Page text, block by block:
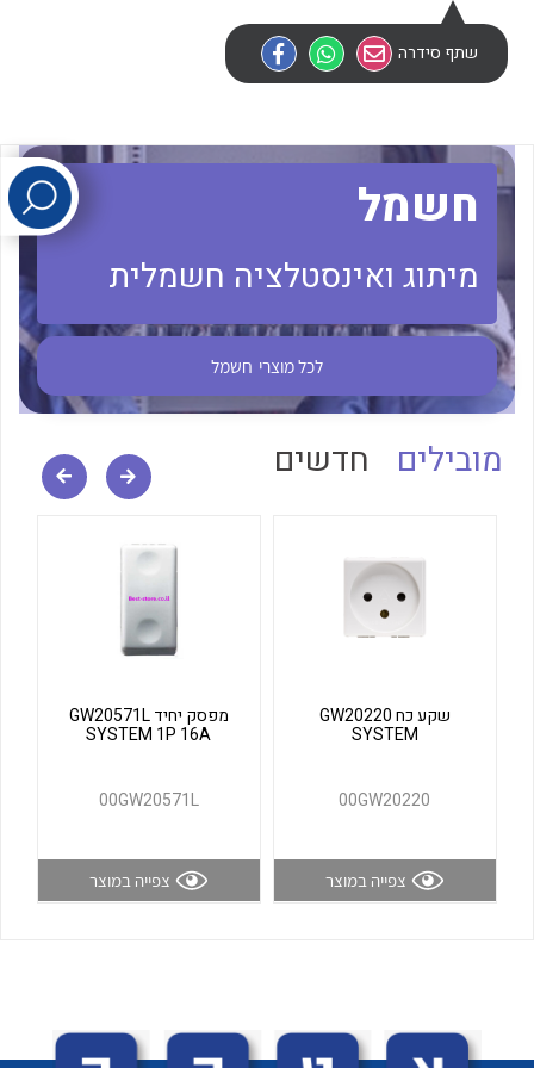
לכל מוצרי היצרן
לכל מוצרי היצרן לכל מוצרי היצרן
שתף סידרה
חשמל
מיתוג ואינסטלציה חשמלית
לכל מוצרי חשמל
מובילים חדשים
שקע כח GW20220
SYSTEM
00GW20220
צפייה במוצר
מפסק יחיד GW20571L
SYSTEM 1P 16A
00GW20571L
צפייה במוצר